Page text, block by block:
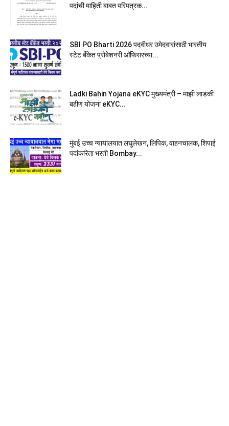
पदांची माहिती बाबत परिपत्रक...
SBI PO Bharti 2026 पदवीधर उमेदवारांसाठी भारतीय
स्टेट बँकेत प्रोबेशनरी आ‍ॅफिसरच्या...
Ladki Bahin Yojana eKYC मुख्यमंत्री – माझी लाडकी
बहीण योजना eKYC...
मुंबई उच्च न्यायालयात लघुलेखन, लिपिक, वाहनचालक, शिपाई
पदांकरिता भरती Bombay...